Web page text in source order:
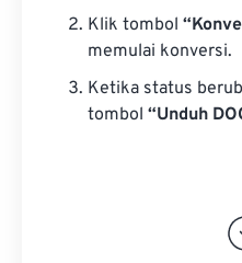
Klik tombol
memulai konversi.
Ketika status
tombol “Unduh